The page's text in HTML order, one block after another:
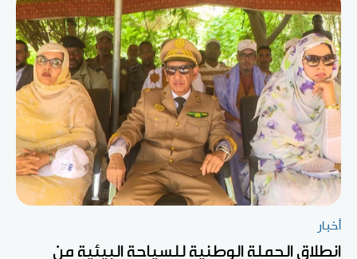
أخبار
انطلاق الحملة الوطنية للسياحة البيئية من